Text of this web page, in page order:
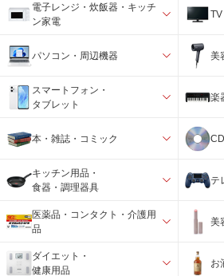
電子レンジ・炊飯器・キッチ
ン家電
パソコン・周辺機器 美
スマートフォン・
タブレット
楽
本・雑誌・コミック
キッチン用品・
食器・調理器具
テ
医薬品・コンタクト・介護用
品
美
ダイエット・
健康用品
お